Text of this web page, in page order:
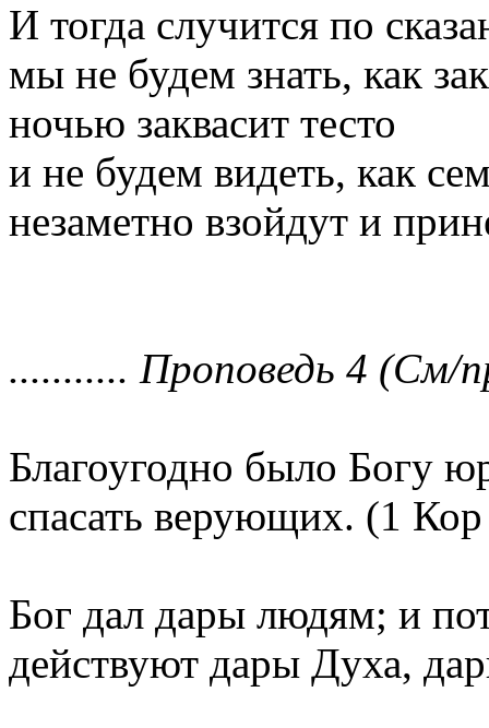
И тогда случится по
мы не будем знать, как
ночью заквасит тесто
и не будем видеть, как
незаметно взойдут и
........... Проповедь 4 (См/
Благоугодно было Богу
спасать верующих. (1
Бог дал дары людям; и
действуют дары Духа,